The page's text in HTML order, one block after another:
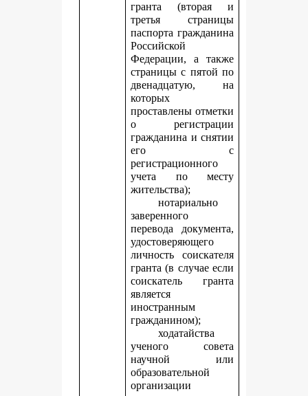
гранта (вторая и
третья страницы
паспорта гражданина
Российской
Федерации, а также
страницы с пятой по
двенадцатую, на
которых
проставлены отметки
о регистрации
гражданина и снятии
его с
регистрационного
учета по месту
жительства);
нотариально
заверенного
перевода документа,
удостоверяющего
личность соискателя
гранта (в случае если
соискатель гранта
является
иностранным
гражданином);
ходатайства
ученого совета
научной или
образовательной
организации